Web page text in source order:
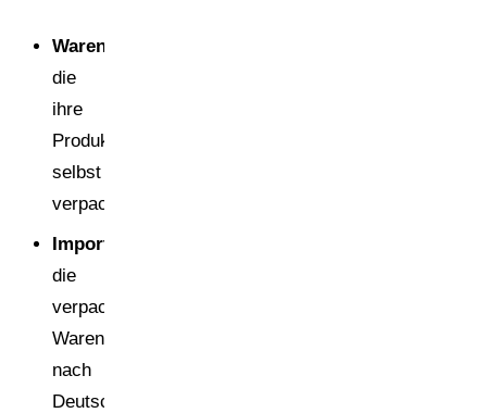
Warenhersteller
die
ihre
Produkte
selbst
verpacken
Importeure
die
verpackte
Waren
nach
Deutschland